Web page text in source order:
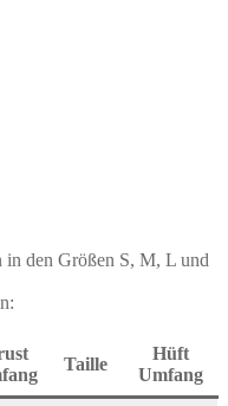
den Größen S, M, L und
Taille
Hüft
Umfang